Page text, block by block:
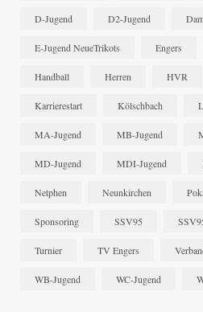
D-Jugend D2-Jugend
E-Jugend NeueTrikots Engers
Handball Herren HVR
Karrierestart Kölschbach
MA-Jugend MB-Jugend
MD-Jugend MDI-Jugend
Netphen Neunkirchen
Sponsoring SSV95
Turnier TV Engers
WB-Jugend WC-Jugend